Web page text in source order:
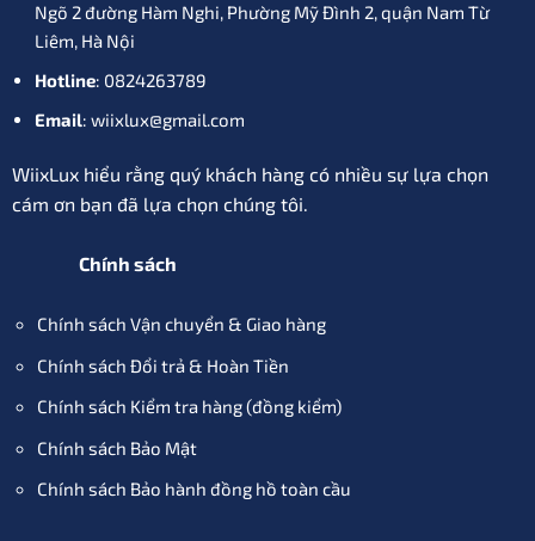
Ngõ 2 đường Hàm Nghi, Phường Mỹ Đình 2, quận Nam Từ
Liêm, Hà Nội
Hotline: 0824263789
Email: wiixlux@gmail.com
WiixLux hiểu rằng quý khách hàng có nhiều sự lựa chọn
cám ơn bạn đã lựa chọn chúng tôi.
Chính sách
Chính sách Vận chuyển & Giao hàng
Chính sách Đổi trả & Hoàn Tiền
Chính sách Kiểm tra hàng (đồng kiểm)
Chính sách Bảo Mật
Chính sách Bảo hành đồng hồ toàn cầu